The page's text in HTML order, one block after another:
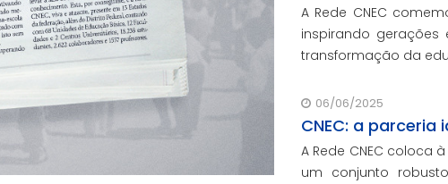
A Rede CNEC
inspirando
transformação da
06/06/2025
CNEC: a
A Rede CNEC coloca
um conjunto